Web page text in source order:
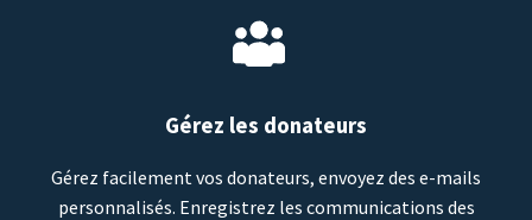
Gérez les donateurs
Gérez facilement vos donateurs, envoyez des e-mails
personnalisés. Enregistrez les communications des